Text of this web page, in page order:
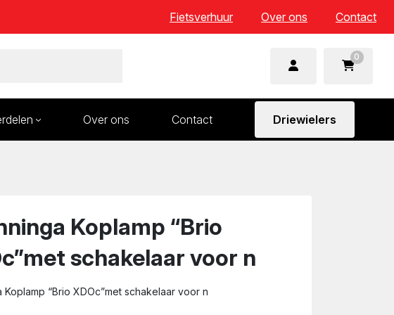
Fietsverhuur Over ons Contact
0
Over ons Contact Driewielers
Koplamp “Brio
schakelaar voor n
Koplamp “Brio XDOc”met schakelaar voor n